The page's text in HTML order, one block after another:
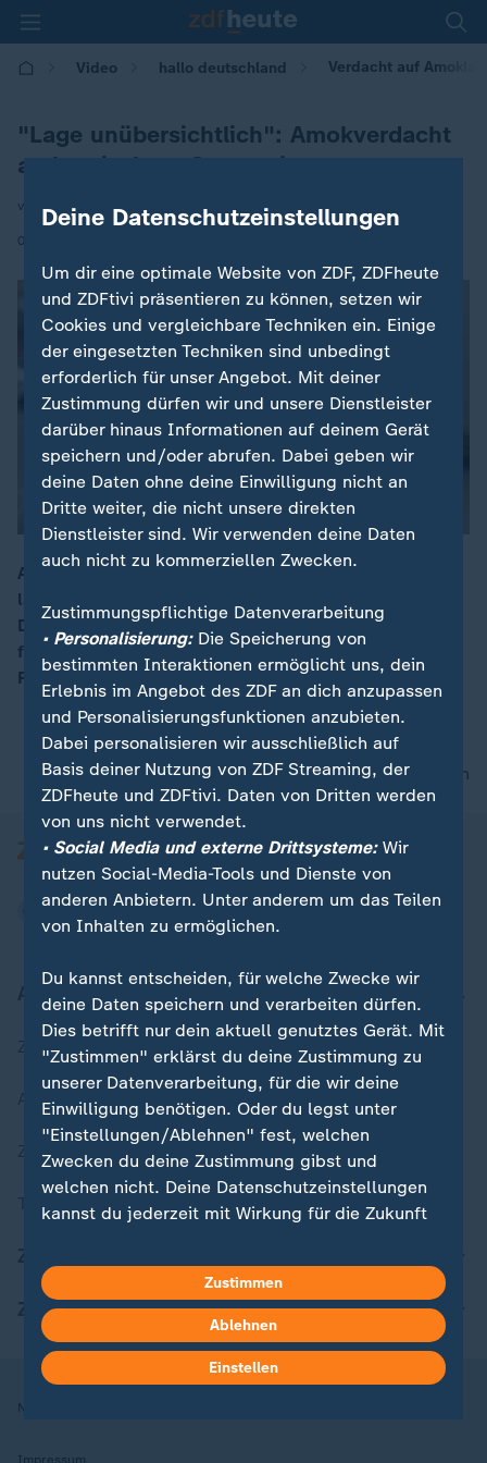
Video hallo deutschland Verdacht auf
"Lage unübersichtlich": Amokverdacht
an bayrischem Gymnasium
von Petra Neubauer
08.07.2026 | 17:10
00:15
An einem Gymnasium im bayerischen Schongau sind
laut Polizei zwei Schülerinnen schwer verletzt worden.
Der mutmaßliche 16-jährige Täter wurde
festgenommen. Die Ermittlungen gehen in alle
Richtungen.
nach oben
Aktuell bei ZDFheute
Zuletzt veröffentlicht
Aktuelle Sendungs-Videos
ZDFheute Stories
Themen im Überblick
ZDFheute Apps
Nutzungsbedingungen
Impressum
Deine Datenschutzeinstellungen
Um dir eine optimale Website von ZDF, ZDFheute
und ZDFtivi präsentieren zu können, setzen wir
Cookies und vergleichbare Techniken ein. Einige
der eingesetzten Techniken sind unbedingt
erforderlich für unser Angebot. Mit deiner
Zustimmung dürfen wir und unsere Dienstleister
darüber hinaus Informationen auf deinem Gerät
speichern und/oder abrufen. Dabei geben wir
deine Daten ohne deine Einwilligung nicht an
Dritte weiter, die nicht unsere direkten
Dienstleister sind. Wir verwenden deine Daten
auch nicht zu kommerziellen Zwecken.
Zustimmungspflichtige Datenverarbeitung
• Personalisierung:Die Speicherung von
bestimmten Interaktionen ermöglicht uns, dein
Erlebnis im Angebot des ZDF an dich anzupassen
und Personalisierungsfunktionen anzubieten.
Dabei personalisieren wir ausschließlich auf
Basis deiner Nutzung von ZDF Streaming, der
ZDFheute und ZDFtivi. Daten von Dritten werden
von uns nicht verwendet.
• Social Media und externe Drittsysteme:Wir
nutzen Social-Media-Tools und Dienste von
anderen Anbietern. Unter anderem um das Teilen
von Inhalten zu ermöglichen.
Du kannst entscheiden, für welche Zwecke wir
deine Daten speichern und verarbeiten dürfen.
Dies betrifft nur dein aktuell genutztes Gerät. Mit
"Zustimmen" erklärst du deine Zustimmung zu
unserer Datenverarbeitung, für die wir deine
Einwilligung benötigen. Oder du legst unter
"Einstellungen/Ablehnen" fest, welchen
Zwecken du deine Zustimmung gibst und
welchen nicht. Deine Datenschutzeinstellungen
kannst du jederzeit mit Wirkung für die Zukunft
Hier findest du das Impressum.
Weitere Informationen findest du in unserer
Datenschutzerklärung.
Zustimmen
Ablehnen
Einstellen